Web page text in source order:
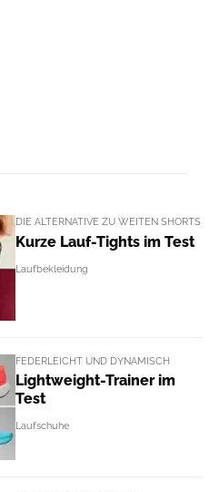
DIE ALTERNATIVE ZU WEITEN SHORTS
Kurze Lauf-Tights im Test
Laufbekleidung
FEDERLEICHT UND DYNAMISCH
Lightweight-Trainer im
Test
Laufschuhe